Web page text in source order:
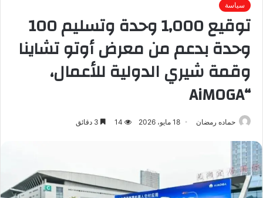
سياسة
توقيع 1,000 وحدة وتسليم 100
وحدة بدعم من معرض أوتو تشاينا
وقمة شيري الدولية للأعمال،
“AiMOGA
حماده رمضان 18 مايو، 2026 14